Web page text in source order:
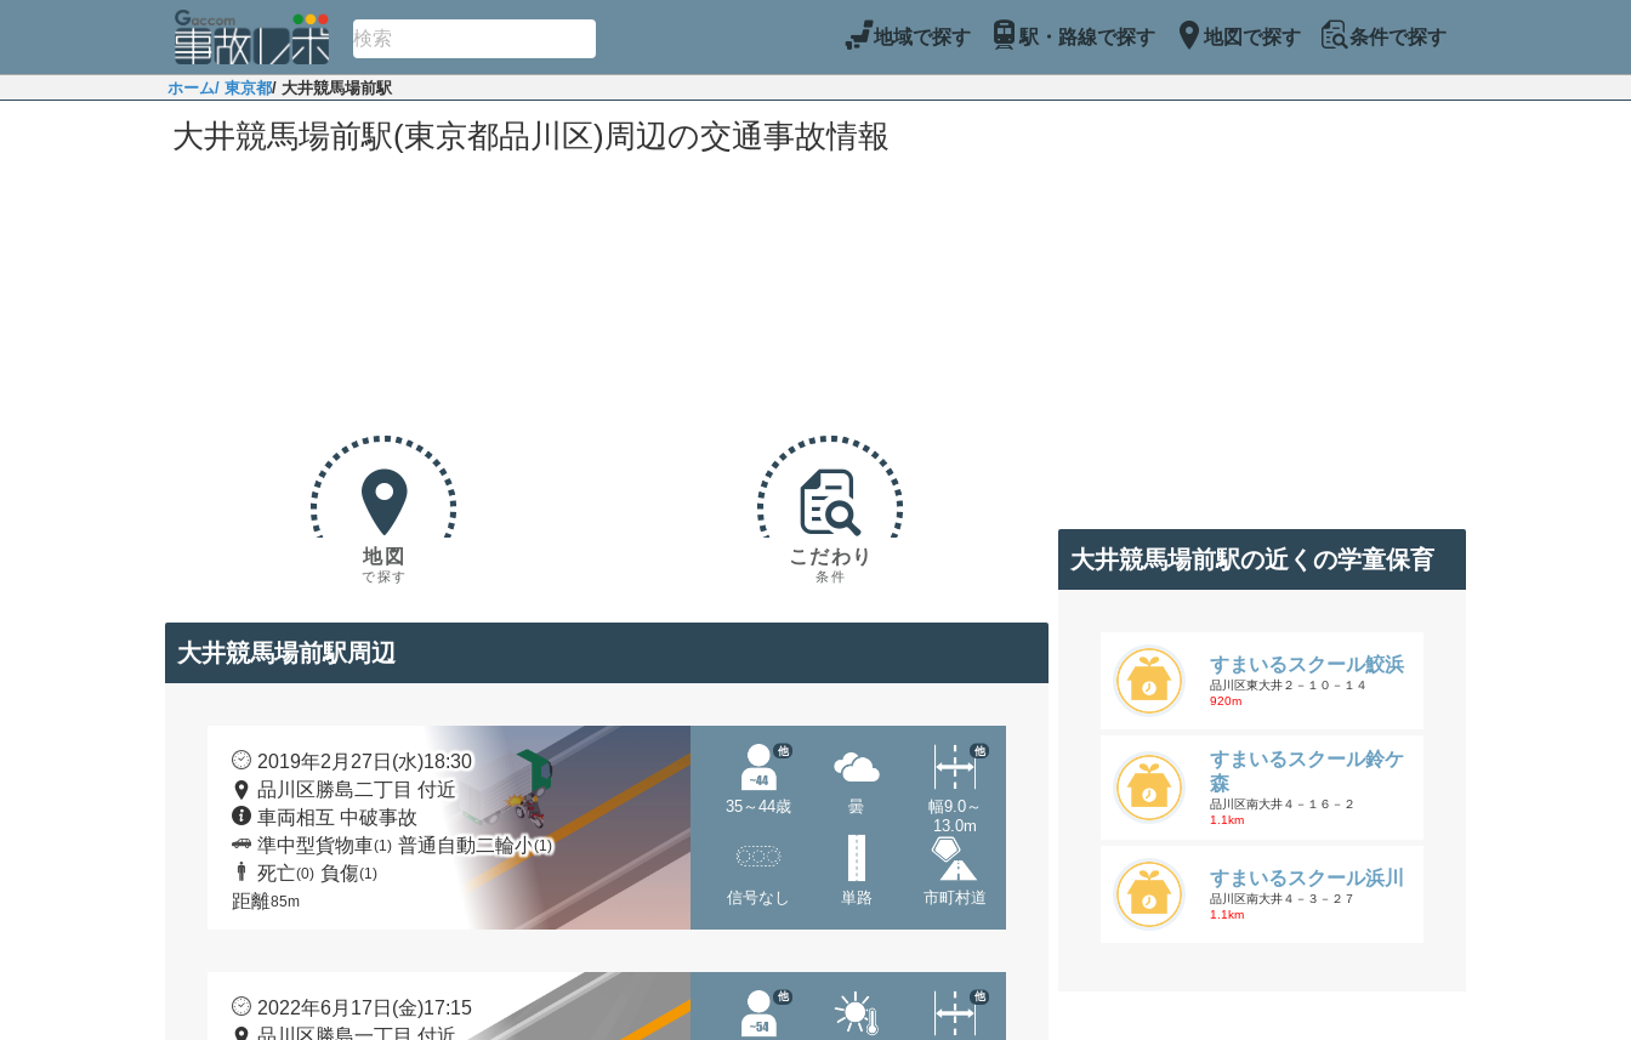
地域で探す 駅・路線で探す 地図で探す 条件で探す
ホーム/ 東京都/ 大井競馬場前駅
大井競馬場前駅(東京都品川区)周辺の交通事故情報
地図
で探す
こだわり
条件
大井競馬場前駅周辺
2019年2月27日(水)18:30
品川区勝島二丁目 付近
車両相互 中破事故
準中型貨物車(1) 普通自動二輪小(1)
死亡(0) 負傷(1)
距離85m
35～44歳
他
曇
幅9.0～
13.0m
他
信号なし 単路 市町村道
2022年6月17日(金)17:15
品川区勝島一丁目 付近
他 他
大井競馬場前駅の近くの学童保育
すまいるスクール鮫浜
品川区東大井２－１０－１４
920m
すまいるスクール鈴ケ
森
品川区南大井４－１６－２
1.1km
すまいるスクール浜川
品川区南大井４－３－２７
1.1km